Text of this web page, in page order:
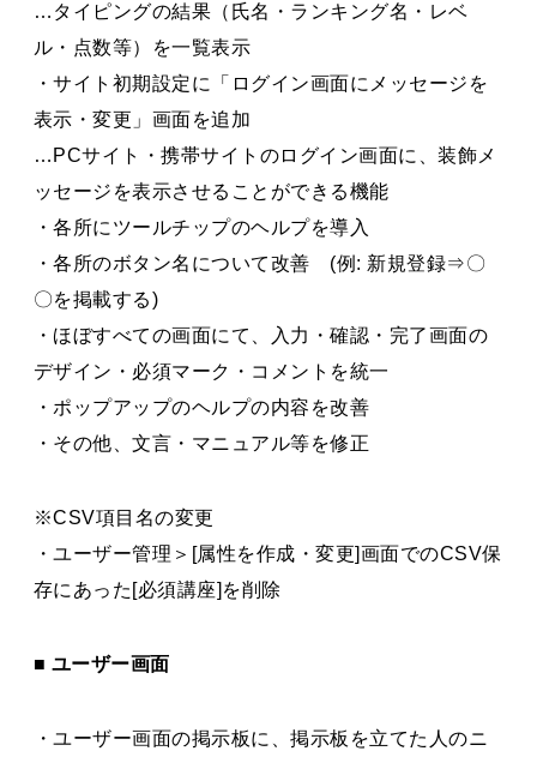
…タイピングの結果（氏名・ランキング名・レベ
ル・点数等）を一覧表示
・サイト初期設定に「ログイン画面にメッセージを
表示・変更」画面を追加
…PCサイト・携帯サイトのログイン画面に、装飾メ
ッセージを表示させることができる機能
・各所にツールチップのヘルプを導入
・各所のボタン名について改善 (例: 新規登録⇒〇
〇を掲載する)
・ほぼすべての画面にて、入力・確認・完了画面の
デザイン・必須マーク・コメントを統一
・ポップアップのヘルプの内容を改善
・その他、文言・マニュアル等を修正
※CSV項目名の変更
・ユーザー管理＞[属性を作成・変更]画面でのCSV保
存にあった[必須講座]を削除
■ ユーザー画面
・ユーザー画面の掲示板に、掲示板を立てた人のニ